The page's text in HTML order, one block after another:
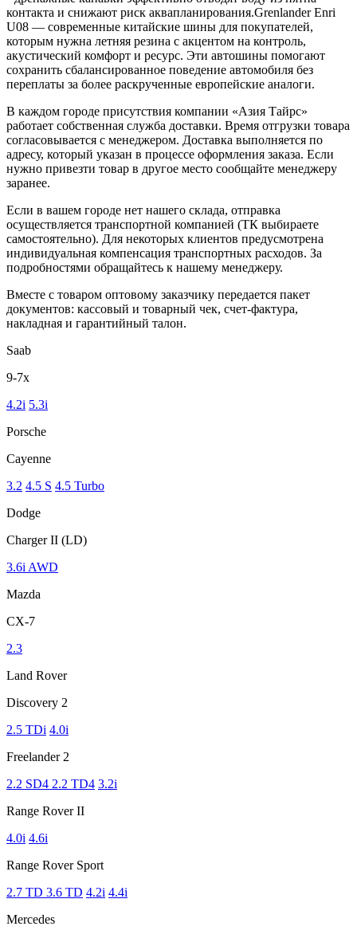
контакта и снижают риск аквапланирования.Grenlander Enri
U08 — современные китайские шины для покупателей,
которым нужна летняя резина с акцентом на контроль,
акустический комфорт и ресурс. Эти автошины помогают
сохранить сбалансированное поведение автомобиля без
переплаты за более раскрученные европейские аналоги.
В каждом городе присутствия компании «Азия Тайрс»
работает собственная служба доставки. Время отгрузки товара
согласовывается с менеджером. Доставка выполняется по
адресу, который указан в процессе оформления заказа. Если
нужно привезти товар в другое место сообщайте менеджеру
заранее.
Если в вашем городе нет нашего склада, отправка
осуществляется транспортной компанией (ТК выбираете
самостоятельно). Для некоторых клиентов предусмотрена
индивидуальная компенсация транспортных расходов. За
подробностями обращайтесь к нашему менеджеру.
Вместе с товаром оптовому заказчику передается пакет
документов: кассовый и товарный чек, счет-фактура,
накладная и гарантийный талон.
Saab
9-7x
4.2i 5.3i
Porsche
Cayenne
3.2 4.5 S 4.5 Turbo
Dodge
Charger II (LD)
3.6i AWD
Mazda
CX-7
2.3
Land Rover
Discovery 2
2.5 TDi 4.0i
Freelander 2
2.2 SD4 2.2 TD4 3.2i
Range Rover II
4.0i 4.6i
Range Rover Sport
2.7 TD 3.6 TD 4.2i 4.4i
Mercedes